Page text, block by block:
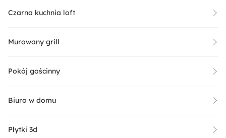
Czarna kuchnia loft
Murowany grill
Pokój gościnny
Biuro w domu
Płytki 3d